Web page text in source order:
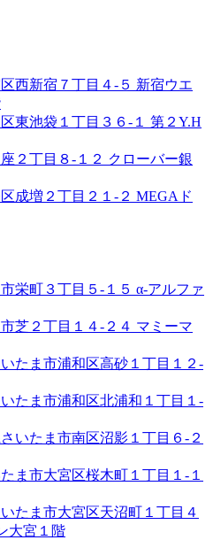
西新宿７丁目４-５ 新宿ウエ
東池袋１丁目３６-１ 第２Y.H
２丁目８-１２ クローバー銀
成増２丁目２１-２ MEGAド
栄町３丁目５-１５ α-アルファ
芝２丁目１４-２４ マミーマ
たま市浦和区高砂１丁目１２-
たま市浦和区北浦和１丁目１-
いたま市南区沼影１丁目６-２
ま市大宮区桜木町１丁目１-１
たま市大宮区天沼町１丁目４
大宮１階